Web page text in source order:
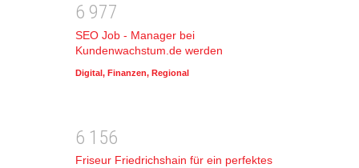
6 977
SEO Job - Manager bei
Kundenwachstum.de werden
Digital, Finanzen, Regional
6 1 56
Friseur Friedrichshain für ein perfektes